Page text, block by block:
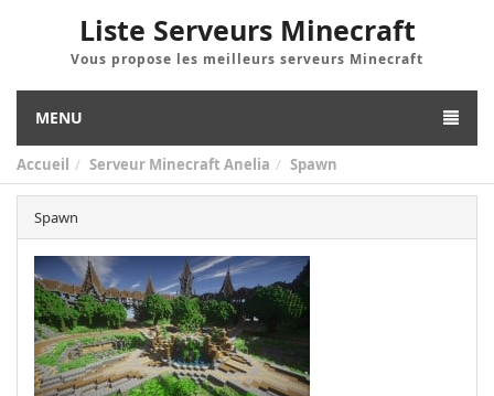
Liste Serveurs Minecraft
Vous propose les meilleurs serveurs Minecraft
MENU
Accueil Serveur Minecraft Anelia Spawn
Spawn